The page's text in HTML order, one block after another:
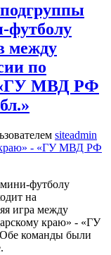
между
по
«ГУ МВД РФ
siteadmin
футболу
на
игра между
краю» - «ГУ
команды были